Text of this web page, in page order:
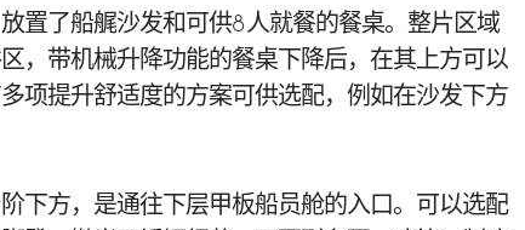
置了船艉沙发和可供8人就餐的餐桌。整片区域
，带机械升降功能的餐桌下降后，在其上方可以
项提升舒适度的方案可供选配，例如在沙发下方
下方，是通往下层甲板船员舱的入口。可以选配